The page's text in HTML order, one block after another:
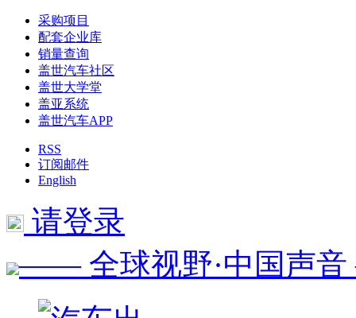
采购项目
配套企业库
销量查询
盖世汽车社区
盖世大学堂
盖亚系统
盖世汽车APP
RSS
订阅邮件
English
请登录
—— 全球视野·中国声